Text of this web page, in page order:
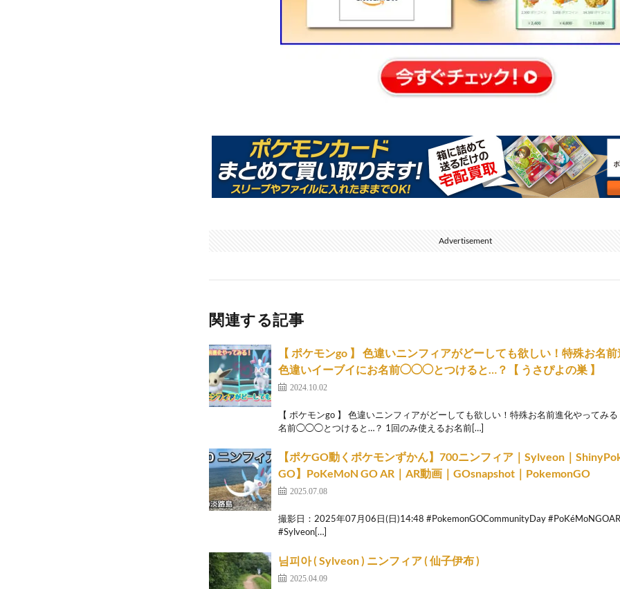
Advertisement
関連する記事
【 ポケモンgo 】 色違いニンフィアがどーしても欲しい！特殊お名
色違いイーブイにお名前◯◯◯とつけると…？【 うさぴよの巣 】
2024.10.02
【 ポケモンgo 】 色違いニンフィアがどーしても欲しい！特殊お名前進化やってみ
名前◯◯◯とつけると…？ 1回のみ使えるお名前[…]
【ポケGO動くポケモンずかん】700ニンフィア｜Sylveon｜
GO】PoKeMoN GO AR｜AR動画｜GOsnapshot｜PokemonGO
2025.07.08
撮影日：2025年07月06日(日)14:48 #PokemonGOCommunityDay
#Sylveon[…]
님피아 ( Sylveon ) ニンフィア ( 仙子伊布 )
2025.04.09